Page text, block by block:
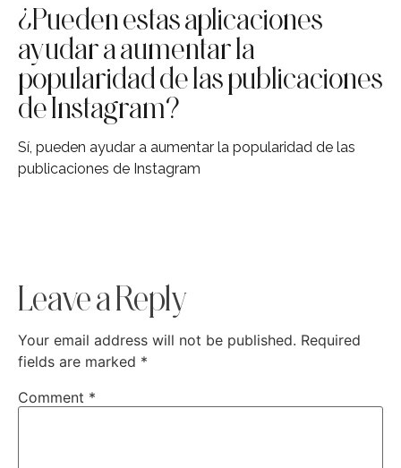
¿Pueden estas aplicaciones
ayudar a aumentar la
popularidad de las publicaciones
de Instagram?
Sí, pueden ayudar a aumentar la popularidad de las
publicaciones de Instagram
Leave a Reply
Your email address will not be published. Required
fields are marked *
Comment *